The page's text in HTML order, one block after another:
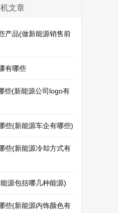
文章
产品(做新能源销售前
有哪些
些(新能源公司logo有
些(新能源车企有哪些)
些(新能源冷却方式有
源包括哪几种能源)
些(新能源内饰颜色有